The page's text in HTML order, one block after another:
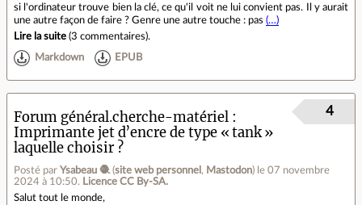
si l'ordinateur trouve bien la clé, ce qu'il voit ne lui convient pas. Il y aurait
une autre façon de faire ? Genre une autre touche : pas (…)
Lire la suite (3 commentaires).
Markdown EPUB
Forum général.cherche-matériel
Imprimante jet d’encre de type « tank »
laquelle choisir ?
Posté par Ysabeau 🧶 (site web personnel , Mastodon) le 07 novembre
2024 à 10:50. Licence CC By‑SA.
4
Salut tout le monde,